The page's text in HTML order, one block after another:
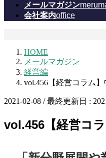
メールマガジン
会社案内office
HOME
メールマガジン
経営編
vol.456【経営コラム
2021-02-08 / 最終更新日 :
vol.456【経営コ